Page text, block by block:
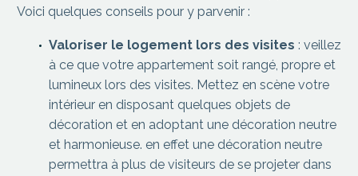
Voici quelques conseils pour y parvenir :
Valoriser le logement lors des visites : veillez
à ce que votre appartement soit rangé, propre et
lumineux lors des visites. Mettez en scène votre
intérieur en disposant quelques objets de
décoration et en adoptant une décoration neutre
et harmonieuse. en effet une décoration neutre
permettra à plus de visiteurs de se projeter dans